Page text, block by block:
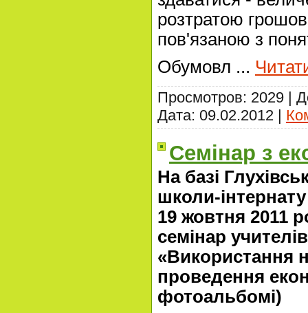
розтратою
пов'язаною з
Обумовл ...
Просмотров: 2029 |
Дата: 09.02.2012 |
Семінар з
На базі
школи-інтернату
19 жовтня 2011
семінар
«Використання
проведення
фотоальбомі)